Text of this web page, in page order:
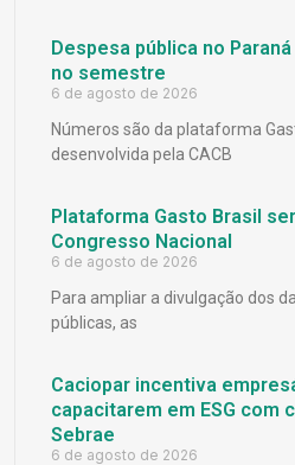
Despesa pública no
no semestre
6 de agosto de 2026
Números são da plataforma
desenvolvida pela CACB
Plataforma Gasto Brasil
Congresso Nacional
6 de agosto de 2026
Para ampliar a divulgação dos
públicas, as
Caciopar incentiva
capacitarem em ESG com
Sebrae
6 de agosto de 2026